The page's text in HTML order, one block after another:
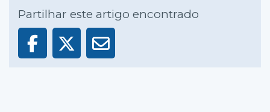
Partilhar este artigo encontrado